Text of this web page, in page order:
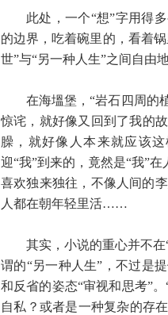
此处，一个“想”字用得
的边界，吃着碗里的，看着
世”与“另一种人生”之间自由
在海塭堡，“岩石四周的
惊诧，就好像又回到了我的
臊，就好像人本来就应该
迎“我”到来的，竟然是“我”
喜欢独来独往，不像人间的
人都在朝年轻里活……
其实，小说的重心并不
谓的“另一种人生”，不过是
和反省的姿态“审视和思考”
自私？或者是一种复杂的存